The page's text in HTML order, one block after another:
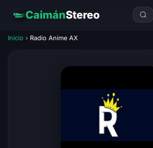
CaimánStereo
Inicio › Radio Anime AX